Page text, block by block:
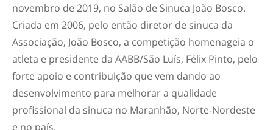
novembro de 2019, no Salão de Sinuca João Bosco.
Criada em 2006, pelo então diretor de sinuca da
Associação, João Bosco, a competição homenageia o
atleta e presidente da AABB/São Luís, Félix Pinto, pelo
forte apoio e contribuição que vem dando ao
desenvolvimento para melhorar a qualidade
profissional da sinuca no Maranhão, Norte-Nordeste
e no país.